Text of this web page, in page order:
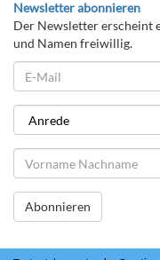
Newsletter abonnieren
Der Newsletter erscheint
und Namen freiwillig.
Abonnieren